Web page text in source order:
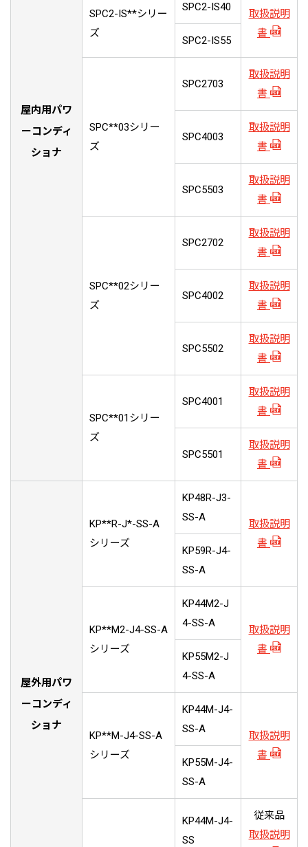
屋内用パワ
ーコンディ
ショナ
SPC2-IS**シリー
ズ
SPC2-IS40
取扱説明
書
SPC2-IS55
SPC**03シリー
ズ
SPC2703
取扱説明
書
SPC4003
取扱説明
書
SPC5503
取扱説明
書
SPC**02シリー
ズ
SPC2702
取扱説明
書
SPC4002
取扱説明
書
SPC5502
取扱説明
書
SPC**01シリー
ズ
SPC4001
取扱説明
書
SPC5501
取扱説明
書
屋外用パワ
ーコンディ
ショナ
KP**R-J*-SS-A
シリーズ
KP48R-J3-
SS-A
取扱説明
書
KP59R-J4-
SS-A
KP**M2-J4-SS-A
シリーズ
KP44M2-J
4-SS-A
取扱説明
書
KP55M2-J
4-SS-A
KP**M-J4-SS-A
シリーズ
KP44M-J4-
SS-A
取扱説明
書
KP55M-J4-
SS-A
KP44M-J4-
SS
従来品
取扱説明